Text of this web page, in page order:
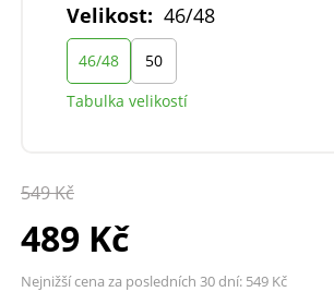
Velikost: 46/48
46/48
50
Tabulka velikostí
549 Kč
489 Kč
Nejnižší cena za posledních 30 dní: 549 Kč